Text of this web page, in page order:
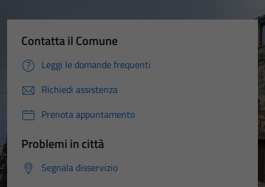
Contatta il Comune
Leggi le domande frequenti
Richiedi assistenza
Prenota appuntamento
Problemi in città
Segnala disservizio